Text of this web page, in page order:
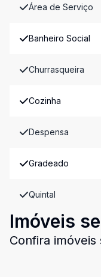
Área de Serviço
Banheiro Social
Churrasqueira
Cozinha
Despensa
Gradeado
Quintal
Imóveis
Confira imóveis